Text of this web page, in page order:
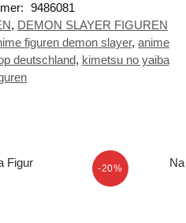
9486081
, DEMON SLAYER FIGUREN
figuren demon slayer, anime
deutschland, kimetsu no yaiba
-20%